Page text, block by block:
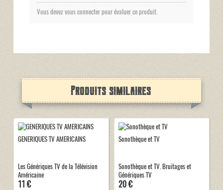
Vous devez vous connecter pour évaluer ce produit.
Produits similaires
GENERIQUES TV AMERICAINS
Les Génériques TV de la Télévision
Américaine
11 €
Sonothèque et TV
Sonothèque et TV. Bruitages et
Génériques TV
20 €